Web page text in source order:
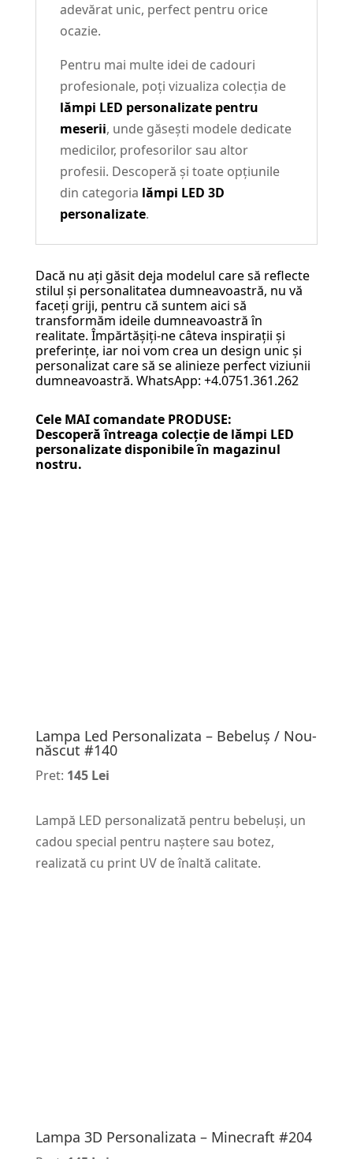
adevărat unic, perfect pentru orice
ocazie.
Pentru mai multe idei de cadouri
profesionale, poți vizualiza colecția de
lămpi LED personalizate pentru
meserii, unde găsești modele dedicate
medicilor, profesorilor sau altor
profesii. Descoperă și toate opțiunile
din categoria lămpi LED 3D
personalizate.
Dacă nu ați găsit deja modelul care să reflecte
stilul și personalitatea dumneavoastră, nu vă
faceți griji, pentru că suntem aici să
transformăm ideile dumneavoastră în
realitate. Împărtășiți-ne câteva inspirații și
preferințe, iar noi vom crea un design unic și
personalizat care să se alinieze perfect viziunii
dumneavoastră. WhatsApp: +4.0751.361.262
Cele MAI comandate PRODUSE:
Descoperă întreaga colecție de lămpi LED
personalizatedisponibile în magazinul
nostru.
Lampa Led Personalizata – Bebeluș / Nou-
născut #140
Pret: 145 Lei
Lampă LED personalizată pentru bebeluși, un
cadou special pentru naștere sau botez,
realizată cu print UV de înaltă calitate.
Lampa 3D Personalizata – Minecraft #204